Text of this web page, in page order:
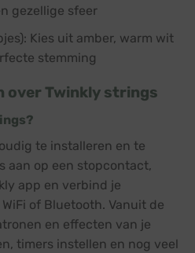
gezellige sfeer
Kies uit amber, warm wit
stemming
over Twinkly strings
te installeren en te
aan op een stopcontact,
app en verbind je
of Bluetooth. Vanuit de
en effecten van je
timers instellen en nog veel